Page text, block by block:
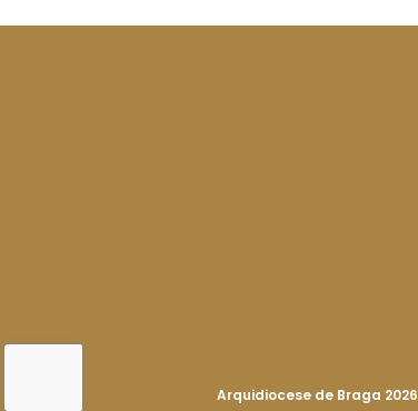
Arquidiocese de Braga 2026